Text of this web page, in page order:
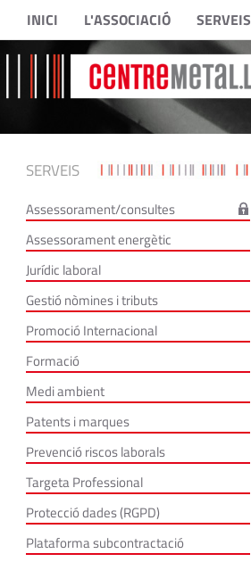
INICI L'ASSOCIACIÓ SERVEIS
SERVEIS
Assessorament/consultes
Assessorament energètic
Jurídic laboral
Gestió nòmines i tributs
Promoció Internacional
Formació
Medi ambient
Patents i marques
Prevenció riscos laborals
Targeta Professional
Protecció dades (RGPD)
Plataforma subcontractació